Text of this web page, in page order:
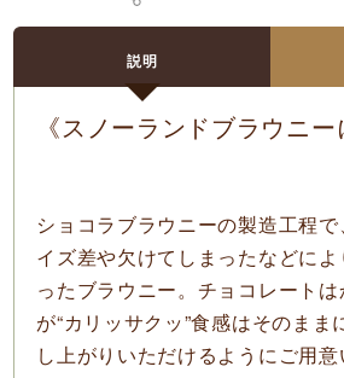
説明
《スノーランドブラウニー
ショコラブラウニーの製造工程
イズ差や欠けてしまったなどに
ったブラウニー。チョコレート
が“カリッサクッ”食感はそのまま
し上がりいただけるようにご用意